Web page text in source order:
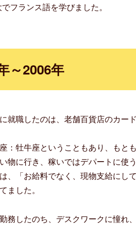
フランス語を学びました。
～2006年
就職したのは、老舗百貨店のカード
：牡牛座ということもあり、もと
物に行き、稼いではデパートに使う
、「お給料でなく、現物支給にし
ました。
務したのち、デスクワークに憧れ